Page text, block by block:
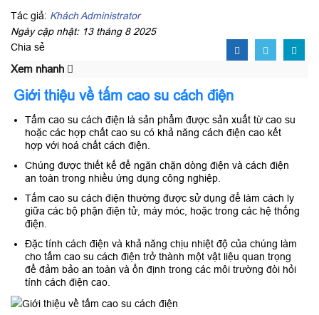
Tác giả: Khách Administrator
Ngày cập nhật: 13 tháng 8 2025
Chia sẻ
Xem nhanh
Giới thiệu về tấm cao su cách điện
Tấm cao su cách điện là sản phẩm được sản xuất từ cao su
hoặc các hợp chất cao su có khả năng cách điện cao kết
hợp với hoá chất cách điện.
Chúng được thiết kế để ngăn chặn dòng điện và cách điện
an toàn trong nhiều ứng dụng công nghiệp.
Tấm cao su cách điện thường được sử dụng để làm cách ly
giữa các bộ phận điện tử, máy móc, hoặc trong các hệ thống
điện.
Đặc tính cách điện và khả năng chịu nhiệt độ của chúng làm
cho tấm cao su cách điện trở thành một vật liệu quan trọng
để đảm bảo an toàn và ổn định trong các môi trường đòi hỏi
tính cách điện cao.